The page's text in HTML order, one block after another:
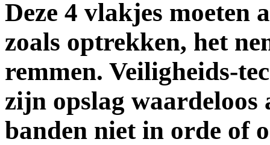
Deze 4 vlakjes moeten
zoals optrekken, het
remmen. Veiligheids-
zijn opslag
banden niet in orde of